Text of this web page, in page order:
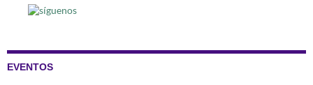
EVENTOS